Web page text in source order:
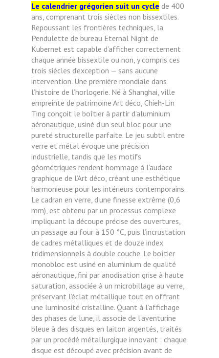
Le calendrier grégorien suit un cycle de 400
ans, comprenant trois siècles non bissextiles.
Repoussant les frontières techniques, la
Pendulette de bureau Eternal Night de
Kubernet est capable d’afficher correctement
chaque année bissextile ou non, y compris ces
trois siècles d’exception — sans aucune
intervention. Une première mondiale dans
l’histoire de l’horlogerie. Né à Shanghai, ville
empreinte de patrimoine Art déco, Chieh-Lin
Ting conçoit le boîtier à partir d’aluminium
aéronautique, usiné d’un seul bloc pour une
pureté structurelle parfaite. Le jeu subtil entre
verre et métal évoque une précision
industrielle, tandis que les motifs
géométriques rendent hommage à l’audace
graphique de l’Art déco, créant une esthétique
harmonieuse pour les intérieurs contemporains.
Le cadran en verre, d’une finesse extrême (0,6
mm), est obtenu par un processus complexe
impliquant la découpe précise des ouvertures,
un passage au four à 150 °C, puis l’incrustation
de cadres métalliques et de douze index
tridimensionnels à double couche. Le boîtier
monobloc est usiné en aluminium de qualité
aéronautique, fini par anodisation grise à haute
saturation, associée à un microbillage au verre,
préservant l’éclat métallique tout en offrant
une luminosité cristalline. Quant à l’affichage
des phases de lune, il associe de l’aventurine
bleue à des disques en laiton argentés, traités
par un procédé métallurgique innovant : chaque
disque est découpé avec précision avant de